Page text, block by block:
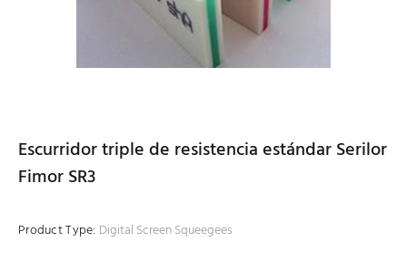
Escurridor triple de resistencia estándar Serilor
Fimor SR3
Product Type: Digital Screen Squeegees